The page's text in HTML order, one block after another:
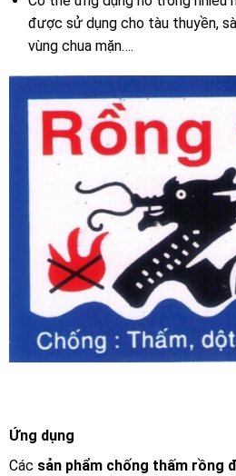
được sử dụng cho tàu thuyền,
vùng chua mặn….
Ứng dụng
Các sản phẩm chống thấm rồng